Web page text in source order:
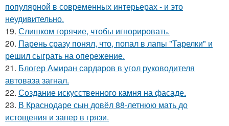
популярной в современных интерьерах - и это
неудивительно.
19. Слишком горячие, чтобы игнорировать.
20. Парень сразу понял, что, попал в лапы "Тарелки" и
решил сыграть на опережение.
21. Блогер Амиран сардаров в угол руководителя
автоваза загнал.
22. Создание искусственного камня на фасаде.
23. В Краснодаре сын довёл 88-летнюю мать до
истощения и запер в грязи.